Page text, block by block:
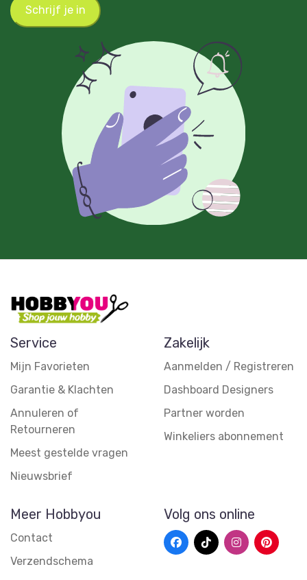
Schrijf je in
Service
Mijn Favorieten
Garantie & Klachten
Annuleren of
Retourneren
Meest gestelde vragen
Nieuwsbrief
Zakelijk
Aanmelden / Registreren
Dashboard Designers
Partner worden
Winkeliers abonnement
Meer Hobbyou
Contact
Verzendschema
Volg ons online